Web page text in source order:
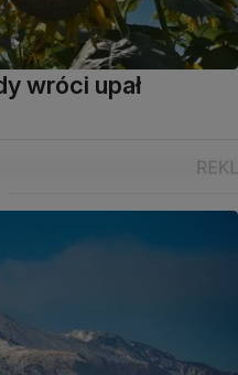
wróci upał